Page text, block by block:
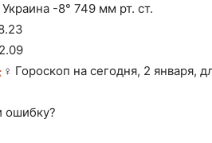
-8° 749 мм рт. ст.
‍♀ Гороскоп на сегодня, 2 января,
ошибку?